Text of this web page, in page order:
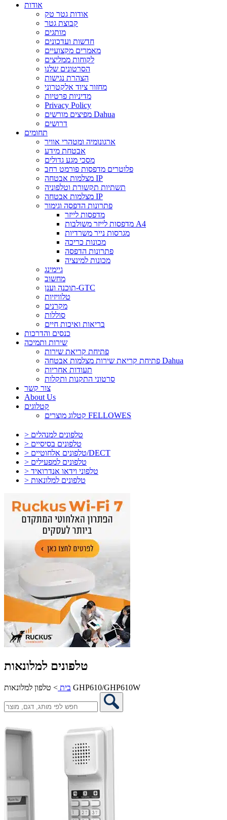
אודות
אודות גטר טק
קבוצת גטר
מותגים
חדשות ועדכונים
מאמרים מקצועיים
לקוחות ממליצים
הסרטונים שלנו
הצהרת נגישות
מחזור ציוד אלקטרוני
מדיניות פרטיות
Privacy Policy
מפיצים מורשים Dahua
דרושים
תחומים
ארגונומיה ומטהרי אוויר
אבטחת מידע
מסכי מגע גדולים
פלוטרים מדפסות פורמט רחב
מצלמות אבטחה IP
תשתיות תקשורת וטלפוניה
מצלמות אבטחה IP
פתרונות הדפסה וגימור
מדפסות לייזר
מדפסות לייזר משולבות A4
מגרסות נייר משרדיות
מכונות כריכה
פתרונות הדפסה
מכונות למינציה
גיימינג
מחשוב
תוכנה וענן-GTC
טלוויזיות
מקרנים
סוללות
בריאות ואיכות חיים
כנסים והדרכות
שירות ותמיכה
פתיחת קריאת שירות
פתיחת קריאת שירות מצלמות אבטחה Dahua
תעודות אחריות
סרטוני התקנות ותקלות
צור קשר
About Us
קטלוגים
קטלוג מוצרים FELLOWES
> טלפונים למנהלים
> טלפונים בסיסיים
> טלפונים אלחוטיים/DECT
> טלפונים למפעילים
> טלפוני וידאו אנדרואיד
> טלפונים למלונאות
טלפונים למלונאות
בית > טלפון למלונאות GHP610/GHP610W